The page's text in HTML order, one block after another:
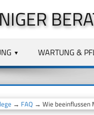
WARTUNG &
→ FAQ → Wie beeinflussen